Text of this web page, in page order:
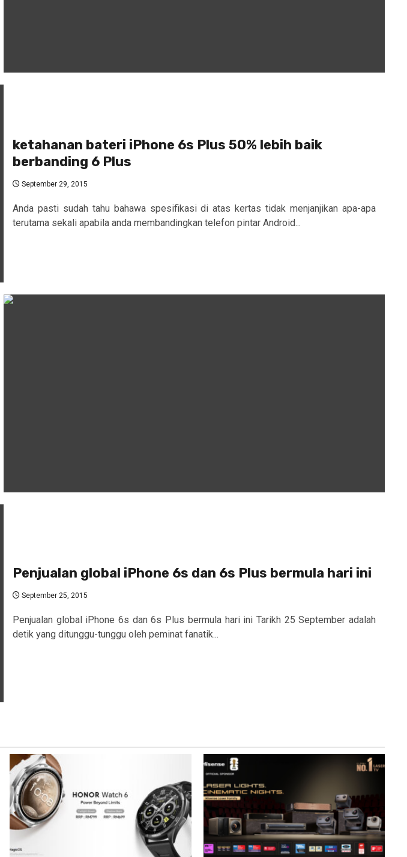
ketahanan bateri iPhone 6s Plus 50% lebih baik
berbanding 6 Plus
September 29, 2015
Anda pasti sudah tahu bahawa spesifikasi di atas kertas tidak menjanjikan apa-apa
terutama sekali apabila anda membandingkan telefon pintar Android...
Penjualan global iPhone 6s dan 6s Plus bermula hari ini
September 25, 2015
Penjualan global iPhone 6s dan 6s Plus bermula hari ini Tarikh 25 September adalah
detik yang ditunggu-tunggu oleh peminat fanatik...